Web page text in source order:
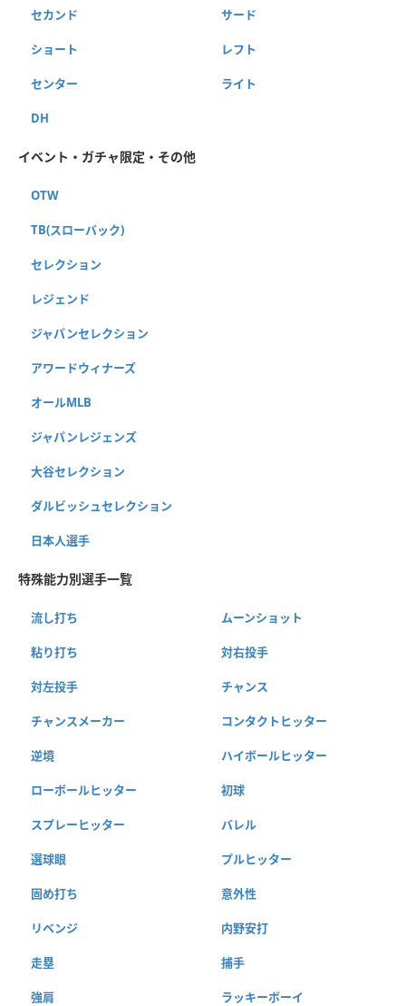
セカンド サード
ショート レフト
センター ライト
DH
イベント・ガチャ限定・その他
OTW
TB(スローバック)
セレクション
レジェンド
ジャパンセレクション
アワードウィナーズ
オールMLB
ジャパンレジェンズ
大谷セレクション
ダルビッシュセレクション
日本人選手
特殊能力別選手一覧
流し打ち ムーンショット
粘り打ち 対右投手
対左投手 チャンス
チャンスメーカー コンタクトヒッター
逆境 ハイボールヒッター
ローボールヒッター 初球
スプレーヒッター バレル
選球眼 プルヒッター
固め打ち 意外性
リベンジ 内野安打
走塁 捕手
強肩 ラッキーボーイ